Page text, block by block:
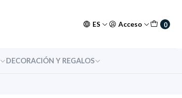
ES Acceso 0
DECORACIÓN Y REGALOS